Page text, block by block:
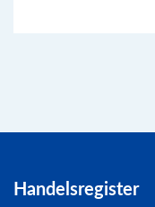
Handelsregister